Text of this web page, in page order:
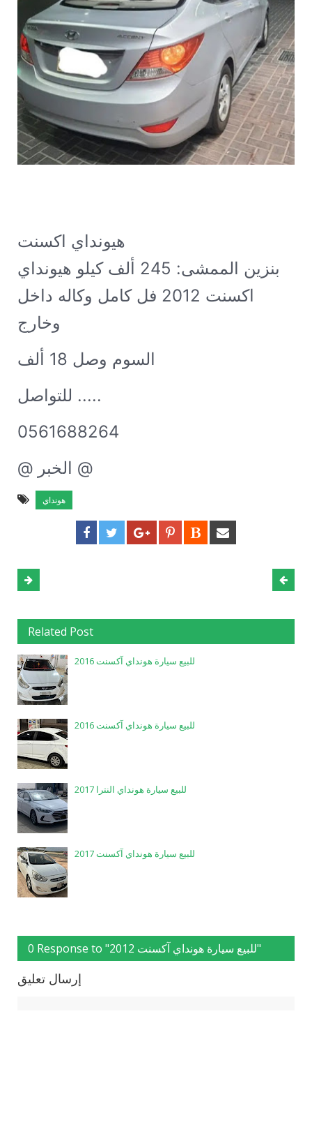
هيونداي اكسنت GL 2012 قير اوتماتيك
بنزين الممشى: 245 ألف كيلو
هيونداي
اكسنت 2012 فل كامل وكاله داخل
وخارج
السوم وصل 18 ألف
للتواصل .....
0561688264
@ الخبر @
هونداي
Related Post
للبيع سيارة هونداي آكسنت 2016
للبيع سيارة هونداي آكسنت 2016
للبيع سيارة هونداي النترا 2017
للبيع سيارة هونداي آكسنت 2017
0 Response to "للبيع سيارة هونداي آكسنت 2012"
إرسال تعليق